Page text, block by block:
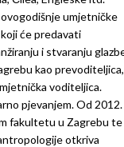
umjetničke
će predavati
i stvaranju
kao prevoditeljica,
voditeljica.
pjevanjem. Od 2012.
fakultetu u Zagrebu te
otkriva